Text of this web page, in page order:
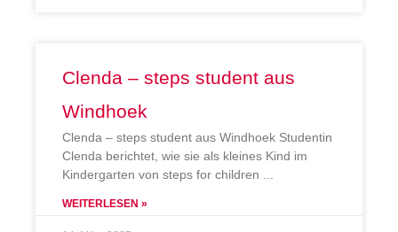
Clenda – steps student aus
Windhoek
Clenda – steps student aus Windhoek Studentin
Clenda berichtet, wie sie als kleines Kind im
Kindergarten von steps for children
WEITERLESEN »